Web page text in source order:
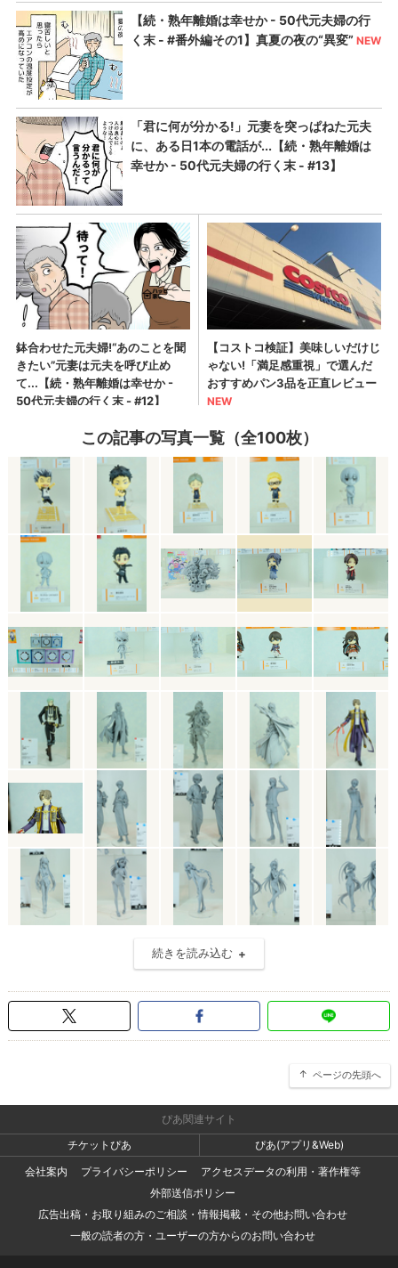
この記事の写真一覧（全100枚）
続きを読み込む
ページの先頭へ
ぴあ関連サイト
チケットぴあ
ぴあ(アプリ&Web)
会社案内
プライバシーポリシー
アクセスデータの利用・著作権等
外部送信ポリシー
広告出稿・お取り組みのご相談・情報掲載・その他お問い合わせ
一般の読者の方・ユーザーの方からのお問い合わせ